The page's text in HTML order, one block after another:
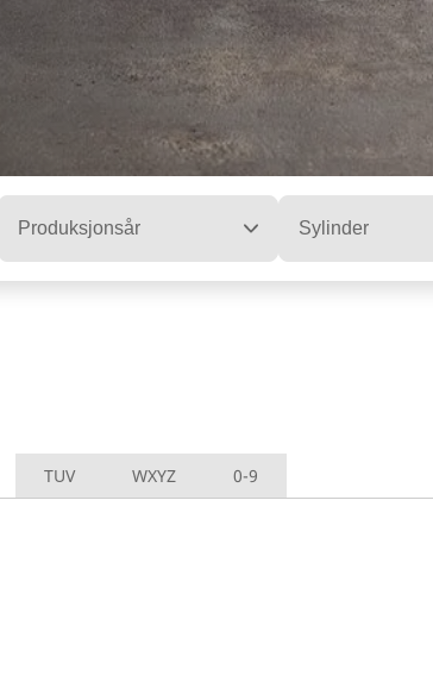
Produksjonsår Sylinder
TUV WXYZ 0-9